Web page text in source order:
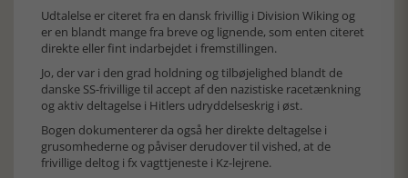
Udtalelse er citeret fra en dansk frivillig i Division Wiking og
er en blandt mange fra breve og lignende, som enten citeret
direkte eller fint indarbejdet i fremstillingen.
Jo, der var i den grad holdning og tilbøjelighed blandt de
danske SS-frivillige til accept af den nazistiske racetænkning
og aktiv deltagelse i Hitlers udryddelseskrig i øst.
Bogen dokumenterer da også her direkte deltagelse i
grusomhederne og påviser derudover til vished, at de
frivillige deltog i fx vagttjeneste i Kz-lejrene.